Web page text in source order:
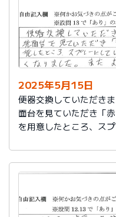
2025年5月15日
便器交換していただき
面台を見ていただき「
を用意したところ、ス